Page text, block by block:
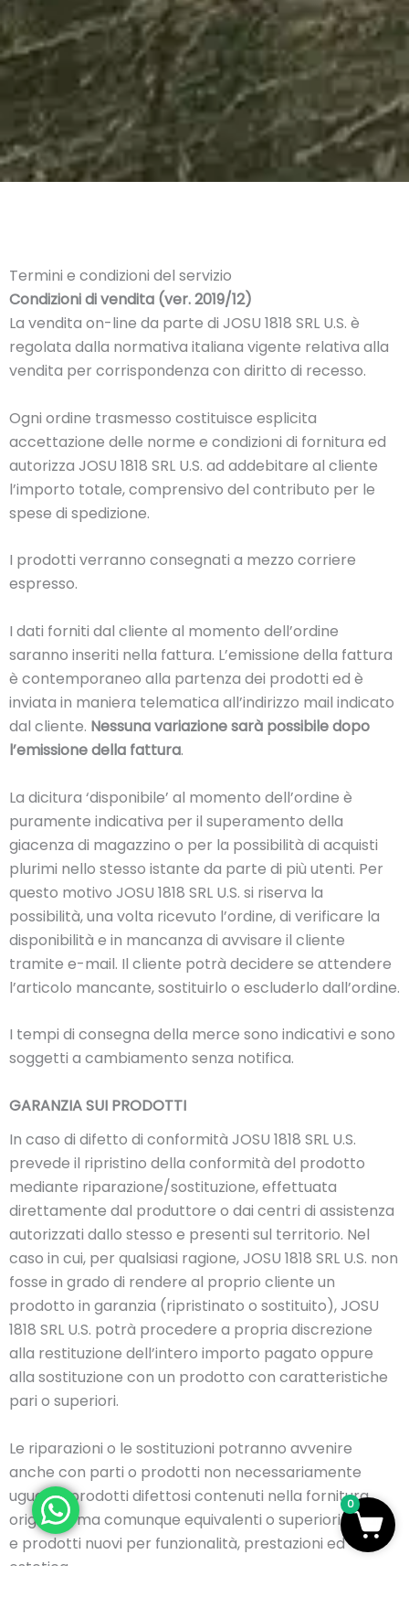
Termini e condizioni del servizio
Condizioni di vendita (ver. 2019/12)
La vendita on-line da parte di JOSU 1818 SRL U.S. è
regolata dalla normativa italiana vigente relativa alla
vendita per corrispondenza con diritto di recesso.
Ogni ordine trasmesso costituisce esplicita
accettazione delle norme e condizioni di fornitura ed
autorizza JOSU 1818 SRL U.S. ad addebitare al cliente
l’importo totale, comprensivo del contributo per le
spese di spedizione.
I prodotti verranno consegnati a mezzo corriere
espresso.
I dati forniti dal cliente al momento dell’ordine
saranno inseriti nella fattura. L’emissione della fattura
è contemporaneo alla partenza dei prodotti ed è
inviata in maniera telematica all’indirizzo mail indicato
dal cliente. Nessuna variazione sarà possibile dopo
l’emissione della fattura.
La dicitura ‘disponibile’ al momento dell’ordine è
puramente indicativa per il superamento della
giacenza di magazzino o per la possibilità di acquisti
plurimi nello stesso istante da parte di più utenti. Per
questo motivo JOSU 1818 SRL U.S. si riserva la
possibilità, una volta ricevuto l’ordine, di verificare la
disponibilità e in mancanza di avvisare il cliente
tramite e-mail. Il cliente potrà decidere se attendere
l’articolo mancante, sostituirlo o escluderlo dall’ordine.
I tempi di consegna della merce sono indicativi e sono
soggetti a cambiamento senza notifica.
GARANZIA SUI PRODOTTI
In caso di difetto di conformità JOSU 1818 SRL U.S.
prevede il ripristino della conformità del prodotto
mediante riparazione/sostituzione, effettuata
direttamente dal produttore o dai centri di assistenza
autorizzati dallo stesso e presenti sul territorio. Nel
caso in cui, per qualsiasi ragione, JOSU 1818 SRL U.S. non
fosse in grado di rendere al proprio cliente un
prodotto in garanzia (ripristinato o sostituito), JOSU
1818 SRL U.S. potrà procedere a propria discrezione
alla restituzione dell’intero importo pagato oppure
alla sostituzione con un prodotto con caratteristiche
pari o superiori.
Le riparazioni o le sostituzioni potranno avvenire
anche con parti o prodotti non necessariamente
uguali ai prodotti difettosi contenuti nella fornitura
originale, ma comunque equivalenti o superiori a parti
e prodotti nuovi per funzionalità, prestazioni ed
estetica.
0